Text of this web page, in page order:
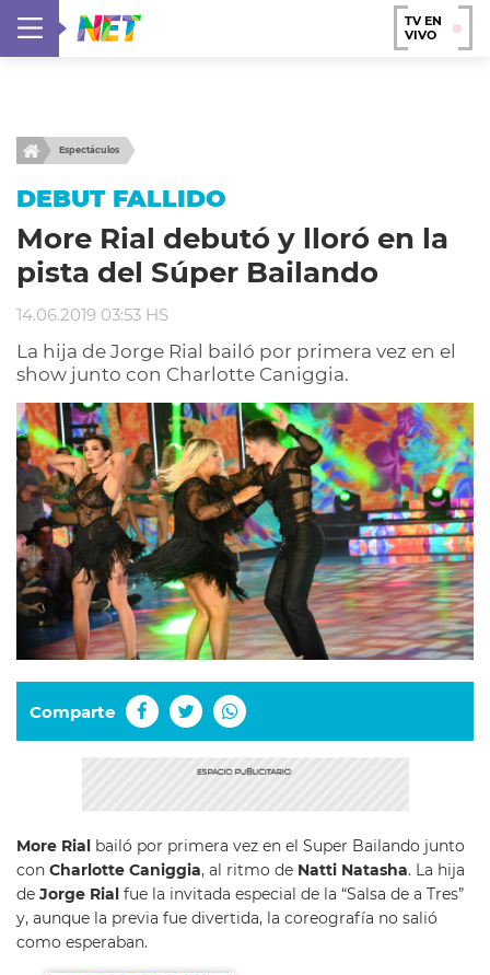
TV EN
VIVO
Espectáculos
DEBUT FALLIDO
More Rial debutó y lloró en la
pista del Súper Bailando
14.06.2019 03:53 HS
La hija de Jorge Rial bailó por primera vez en el
show junto con Charlotte Caniggia.
Comparte
More Rial
bailó por primera vez en el Super Bailando junto
con Charlotte Caniggia, al ritmo de Natti Natasha. La hija
de Jorge Rial fue la invitada especial de la “Salsa de a Tres”
y, aunque la previa fue divertida, la coreografía no salió
como esperaban.